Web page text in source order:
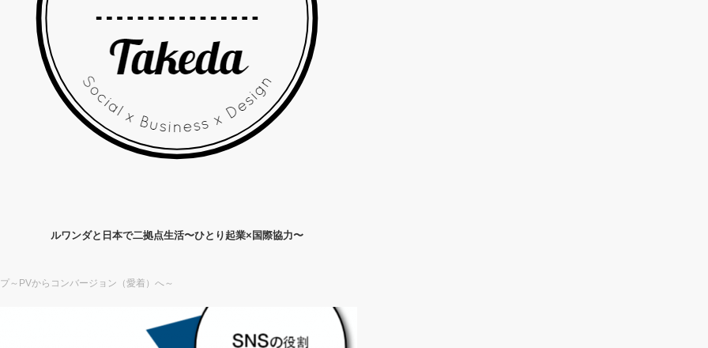
ルワンダと日本で二拠点生活〜ひとり起業×国際協力〜
～PVからコンバージョン（愛着）へ～